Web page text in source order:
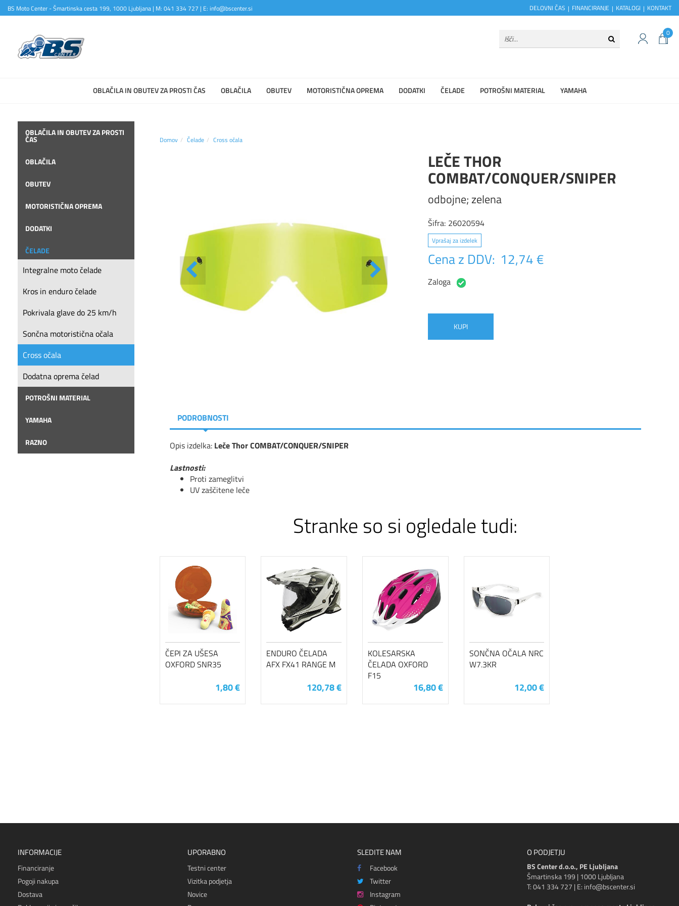
BS Moto Center - Šmartinska cesta 199, 1000 Ljubljana | M: 041 334 727 | E: info@bscenter.si DELOVNI ČAS FINANCIRANJE KATALOGI KONTAKT
0
OBLAČILA IN OBUTEV ZA PROSTI ČAS OBLAČILA OBUTEV MOTORISTIČNA OPREMA DODATKI ČELADE POTROŠNI MATERIAL YAMAHA
OBLAČILA IN OBUTEV ZA PROSTI
ČAS
OBLAČILA
OBUTEV
MOTORISTIČNA OPREMA
DODATKI
ČELADE
Integralne moto čelade
Kros in enduro čelade
Pokrivala glave do 25 km/h
Sončna motoristična očala
Cross očala
Dodatna oprema čelad
POTROŠNI MATERIAL
YAMAHA
RAZNO
Domov Čelade Cross očala
LEČE THOR
COMBAT/CONQUER/SNIPER
odbojne; zelena
Šifra: 26020594
Vprašaj za izdelek
Cena z DDV: 12,74 €
Zaloga
KUPI
PODROBNOSTI
Opis izdelka: Leče Thor COMBAT/CONQUER/SNIPER
Lastnosti:
Proti zameglitvi
UV zaščitene leče
Stranke so si ogledale tudi:
ČEPI ZA UŠESA
OXFORD SNR35
1,80 €
ENDURO ČELADA
AFX FX41 RANGE M
120,78 €
KOLESARSKA
ČELADA OXFORD
F15
16,80 €
SONČNA OČALA NRC
W7.3KR
12,00 €
INFORMACIJE
Financiranje
Pogoji nakupa
Dostava
UPORABNO
Testni center
Vizitka podjetja
Novice
SLEDITE NAM
Facebook
Twitter
Instagram
O PODJETJU
BS Center d.o.o., PE Ljubljana
Šmartinska 199 | 1000 Ljubljana
T: 041 334 727 | E: info@bscenter.si